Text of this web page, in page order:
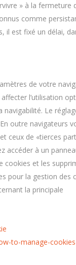
» à la
comme
est fixé un délai,
de votre
l’utilisation
navigabilité. Le
outre navigateurs
ceux de «tierces
accéder à un
cookies et les
pour la gestion des
la principale
to-manage-